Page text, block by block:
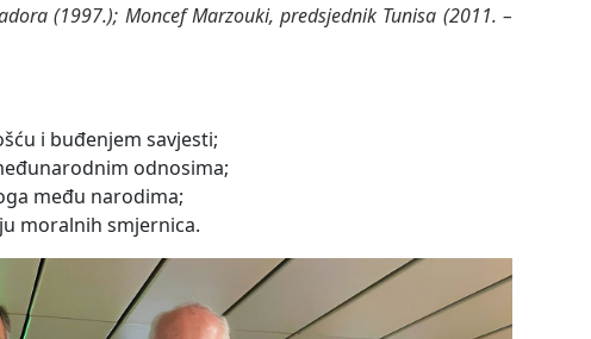
(1997.); Moncef Marzouki, predsjednik Tunisa (2011. –
i buđenjem savjesti;
odnosima;
među narodima;
moralnih smjernica.